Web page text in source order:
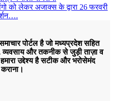
को लेकर अजाक्स के द्वारा 26 फरवरी
पोर्टल है जो मध्यप्रदेश सहित
व्यवसाय और तकनीक से जुड़ी ताज़ा व
उद्देश्य है सटीक और भरोसेमंद